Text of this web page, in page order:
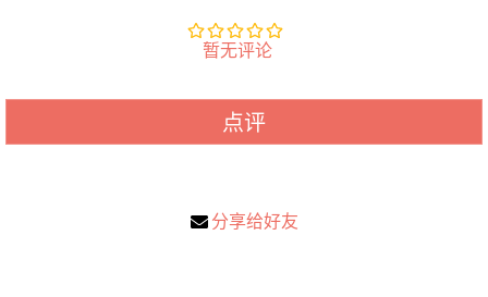
暂无评论
点评
分享给好友